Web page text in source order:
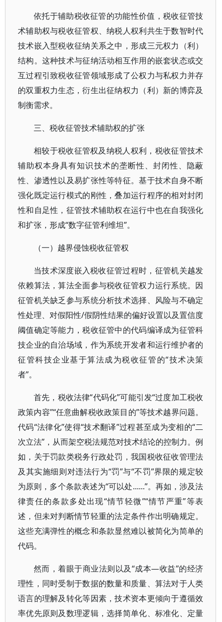
依托于辅助税收征管的功能性价值，税收征管技
术辅助权与税收征管权、纳税人权利共生于数智时代
技术嵌入型税收征纳关系之中，形成三元权力（利）
结构。这种技术与征纳活动相互作用的嵌套状态或交
互过程引致税收征管领域形成了公权力与私权力并存
的双重权力生态，衍生出征纳权力（利）新的博弈及
制衡需求。
三、税收征管技术辅助权的扩张
相较于税收征管权及纳税人权利，税收征管技术
辅助权本身具有知识技术的垄断性、封闭性、隐蔽
性、渗透性以及易扩张性等特征。基于技术自身不断
强化既定运行模式的刚性，叠加运行程序的相对封闭
性和自足性，征管技术辅助权在运行中也在自我强化
和扩张，形成“数字征管利维坦”。
（一）越界侵蚀税收征管权
当技术深度嵌入税收征管过程时，征管机关越发
依赖算法，算法全面参与税收征管权力运行系统。因
征管机关缺乏参与系统分析技术选择、风险与不确定
性处理、对假阳性/假阴性结果的偏好设置以及置信度
阈值确定等能力，税收征管中的代码编译成为征管科
技企业的自治场域，作为系统开发者和运行维护者的
征管科技企业基于算法成为税收征管的“技术决策
者”。
首先，税收法律“代码化”可能引发“过度加工税收
政策内容”“任意曲解税收政策目的”等技术越界问题。
代码“法律化”使得“技术翻译”过程甚至成为变相的“二
次立法”，从而架空税法规范对技术结论的控制力。例
如，关于罚款类税务行政处罚，我国税收征收管理法
及其实施细则对违法行为“罚”与“不罚”界限的规定较
为原则，多个条款表述为“可以处......”。再如，涉及法
律责任的条款多处出现“情节轻微”“情节严重”等表
述，但未对判断情节轻重的法定条件作出明确规定。
这些充满弹性的概念和条款显然难以被简化为简单的
代码。
然而，着眼于商业法则以及“成本—收益”的经济
理性，同时受制于数据的数量和质量、算法对于人类
语言的理解及转化等因素，技术资本更倾向于遵循效
率优先原则及数理逻辑，选择简单化、标准化、定量